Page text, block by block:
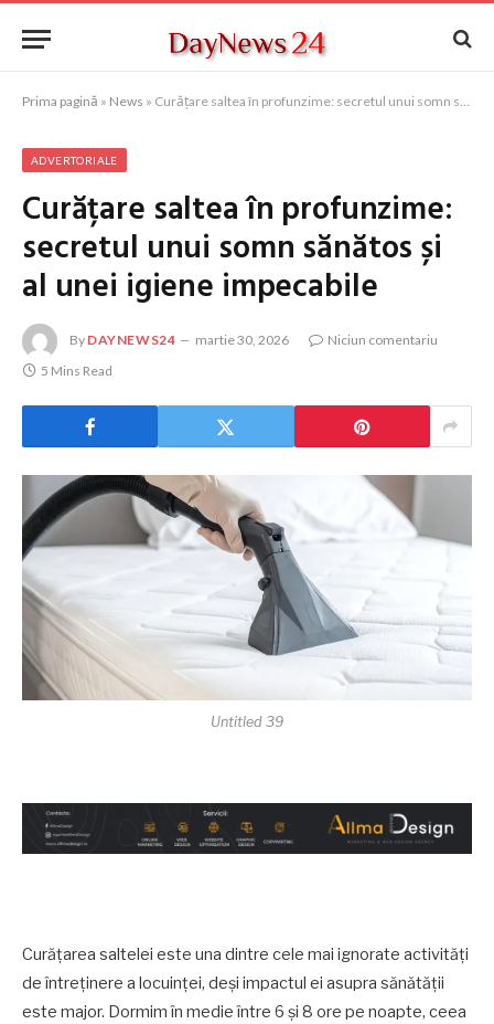
Prima pagină » News » Curățare saltea în profunzime: secretul unui somn sănătos și al unei igiene impecabile
ADVERTORIALE
Curățare saltea în profunzime:
secretul unui somn sănătos și
al unei igiene impecabile
By DAYNEWS24 martie 30, 2026
Niciun comentariu
5 Mins Read
Untitled 39
Curățarea saltelei este una dintre cele mai ignorate activități
de întreținere a locuinței, deși impactul ei asupra sănătății
este major. Dormim în medie între 6 și 8 ore pe noapte, ceea